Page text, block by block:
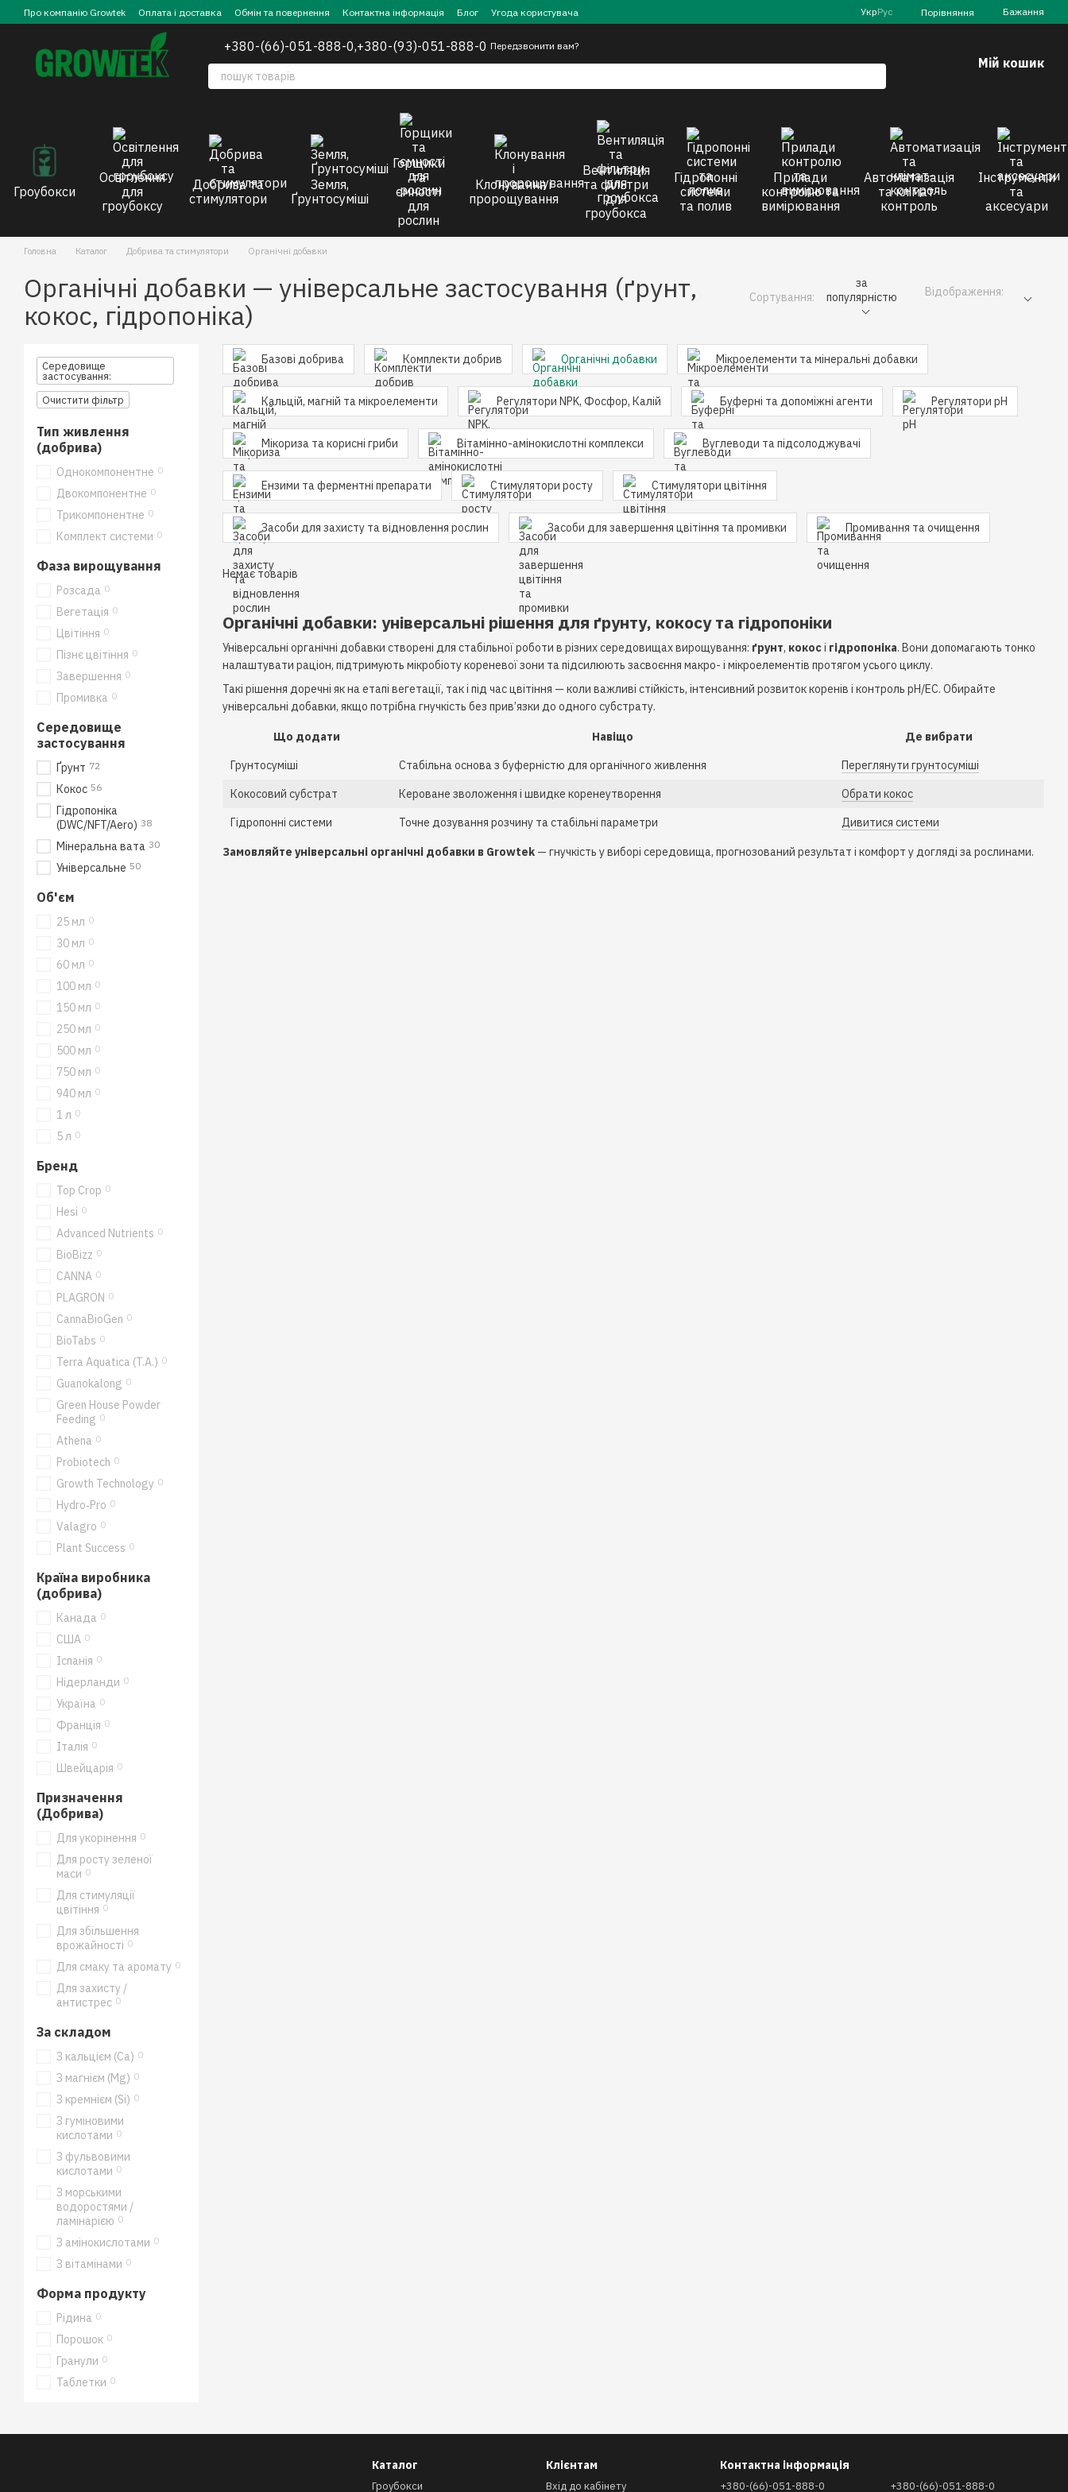
Перейти до основного контенту
Про компанію Growtek Оплата і доставка Обмін та повернення Контактна інформація Блог Угода користувача УкрРус Порівняння Бажання
+380-(66)-051-888-0,+380-(93)-051-888-0 Передзвонити вам?
Мій кошик
Гроубокси
Освітлення
для
гроубоксу
Добрива та
стимулятори
Земля,
Ґрунтосуміші
Горщики
та
ємності
для
рослин
Клонування і
пророщування
Вентиляція
та фільтри
для
гроубокса
Гідропонні
системи
та полив
Прилади
контролю та
вимірювання
Автоматизація
та клімат-
контроль
Інструменти
та
аксесуари
Головна Каталог Добрива та стимулятори Органічні добавки
Органічні добавки — універсальне застосування (ґрунт,
кокос, гідропоніка)
Сортування:
за
популярністю
Відображення:
Базові добрива Комплекти добрив Органічні добавки Мікроелементи та мінеральні добавки
Кальцій, магній та мікроелементи Регулятори NPK, Фосфор, Калій Буферні та допоміжні агенти Регулятори pH
Мікориза та корисні гриби Вітамінно-амінокислотні комплекси Вуглеводи та підсолоджувачі
Ензими та ферментні препарати Стимулятори росту Стимулятори цвітіння
Засоби для захисту та відновлення рослин Засоби для завершення цвітіння та промивки Промивання та очищення
Органічні добавки: універсальні рішення для ґрунту, кокосу та гідропоніки
Універсальні органічні добавки створені для стабільної роботи в різних середовищах вирощування: ґрунт, кокосі гідропоніка. Вони допомагають тонко
налаштувати раціон, підтримують мікробіоту кореневої зони та підсилюють засвоєння макро- і мікроелементів протягом усього циклу.
Такі рішення доречні як на етапі вегетації, так і під час цвітіння — коли важливі стійкість, інтенсивний розвиток коренів і контроль pH/EC. Обирайте
універсальні добавки, якщо потрібна гнучкість без прив’язки до одного субстрату.
Що додати Навіщо
Де вибрати
Грунтосуміші
Стабільна основа з буферністю для органічного живлення
Переглянути грунтосуміші
Кокосовий субстрат
Кероване зволоження і швидке коренеутворення
Обрати кокос
Гідропонні системи
Точне дозування розчину та стабільні параметри Дивитися системи
Замовляйте універсальні органічні добавки в Growtek — гнучкість у виборі середовища, прогнозований результат і комфорт у догляді за рослинами.
Немає товарів
Середовище
застосування:
Очистити фільтр
Тип живлення
(добрива)
Однокомпонентне 0
Двокомпонентне 0
Трикомпонентне 0
Комплект системи 0
Фаза вирощування
Розсада 0
Вегетація 0
Цвітіння 0
Пізнє цвітіння 0
Завершення 0
Промивка 0
Середовище
застосування
Ґрунт 72
Кокос 56
Гідропоніка
(DWC/NFT/Aero) 38
Мінеральна вата 30
Універсальне 50
Об'єм
25 мл 0
30 мл 0
60 мл 0
100 мл 0
150 мл 0
250 мл 0
500 мл 0
750 мл 0
940 мл 0
1 л 0
5 л 0
Бренд
Top Crop 0
Hesi 0
Advanced Nutrients 0
BioBizz 0
CANNA 0
PLAGRON 0
CannaBioGen 0
BioTabs 0
Terra Aquatica (T.A.) 0
Guanokalong 0
Green House Powder
Feeding 0
Athena 0
Probiotech 0
Growth Technology 0
Hydro‑Pro 0
Valagro 0
Plant Success 0
Країна виробника
(добрива)
Канада 0
США 0
Іспанія 0
Нідерланди 0
Україна 0
Франція 0
Італія 0
Швейцарія 0
Призначення
(Добрива)
Для укорінення 0
Для росту зеленої
маси 0
Для стимуляції
цвітіння 0
Для збільшення
врожайності 0
Для смаку та аромату 0
Для захисту /
антистрес 0
За складом
З кальцієм (Ca) 0
З магнієм (Mg) 0
З кремнієм (Si) 0
З гуміновими
кислотами 0
З фульвовими
кислотами 0
З морськими
водоростями /
ламінарією 0
З амінокислотами 0
З вітамінами 0
Форма продукту
Рідина 0
Порошок 0
Гранули 0
Таблетки 0
Каталог
Гроубокси
Клієнтам
Вхід до кабінету
Контактна інформація
+380-(66)-051-888-0 +380-(66)-051-888-0